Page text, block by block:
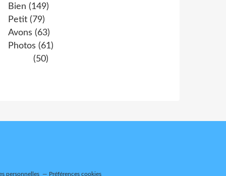
Bien (149)
Petit (79)
Avons (63)
Photos (61)
(50)
personnelles Préférences cookies